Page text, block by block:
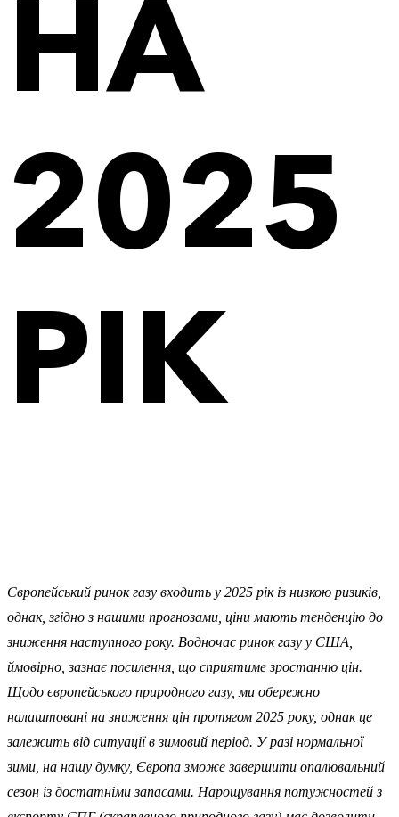
НА
2025
РІК
Європейський ринок газу входить у 2025 рік із низкою ризиків,
однак, згідно з нашими прогнозами, ціни мають тенденцію до
зниження наступного року. Водночас ринок газу у США,
ймовірно, зазнає посилення, що сприятиме зростанню цін.
Щодо європейського природного газу, ми обережно
налаштовані на зниження цін протягом 2025 року, однак це
залежить від ситуації в зимовий період. У разі нормальної
зими, на нашу думку, Європа зможе завершити опалювальний
сезон із достатніми запасами. Нарощування потужностей з